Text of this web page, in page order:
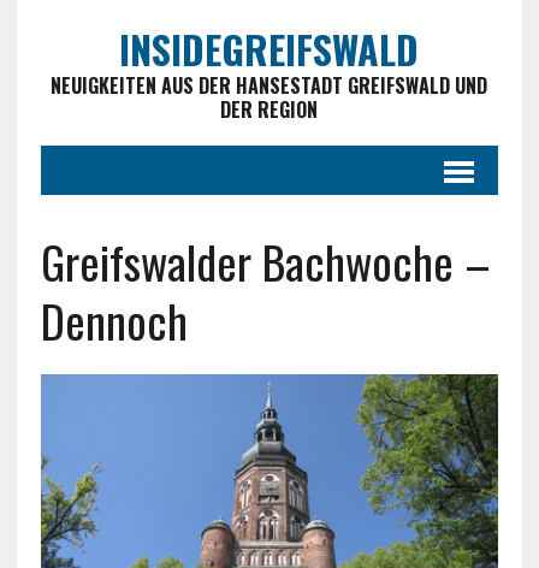
INSIDEGREIFSWALD
NEUIGKEITEN AUS DER HANSESTADT GREIFSWALD UND
DER REGION
Greifswalder Bachwoche –
Dennoch